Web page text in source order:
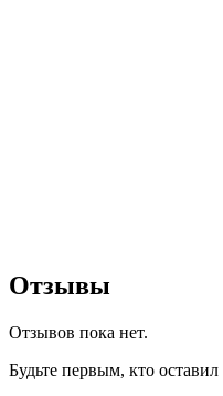
Отзывы
Отзывов пока нет.
Будьте первым, кто